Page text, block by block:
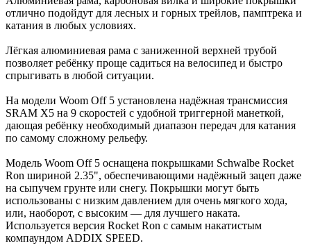
отлично подойдут для лесных и горных трейлов, памптрека и
катания в любых условиях.
Лёгкая алюминиевая рама с заниженной верхней трубой
позволяет ребёнку проще садиться на велосипед и быстро
спрыгивать в любой ситуации.
На модели Woom Off 5 установлена надёжная трансмиссия
SRAM X5 на 9 скоростей с удобной триггерной манеткой,
дающая ребёнку необходимый диапазон передач для катания
по самому сложному рельефу.
Модель Woom Off 5 оснащена покрышками Schwalbe Rocket
Ron шириной 2.35", обеспечивающими надёжный зацеп даже
на сыпучем грунте или снегу. Покрышки могут быть
использованы с низким давлением для очень мягкого хода,
или, наоборот, с высоким — для лучшего наката.
Используется версия Rocket Ron с самым накатистым
компаундом ADDIX SPEED.